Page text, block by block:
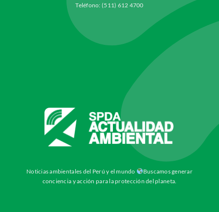
Teléfono: (511) 612 4700
Noticias ambientales del Perú y el mundo
Buscamos generar
conciencia y acción para la protección del planeta.